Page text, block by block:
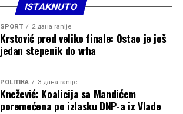
ISTAKNUTO
SPORT 2 дана ranije
Krstović pred veliko finale: Ostao je još
jedan stepenik do vrha
POLITIKA 3 дана ranije
Knežević: Koalicija sa Mandićem
poremećena po izlasku DNP-a iz Vlade